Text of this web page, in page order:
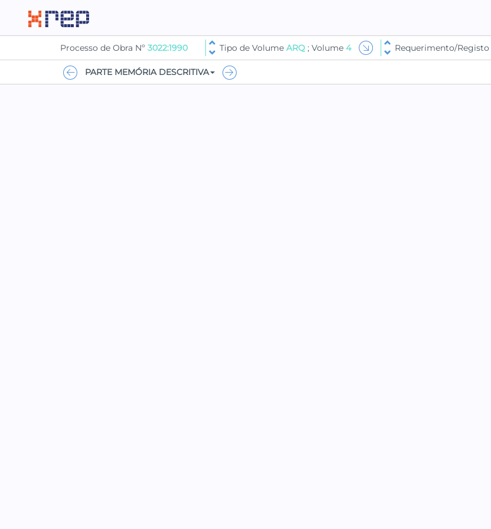
Processo de Obra Nº 3022:1990 Tipo de Volume ARQ ; Volume 4 Requerimento/Registo
PARTE MEMÓRIA DESCRITIVA